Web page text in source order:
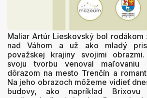
Maliar Artúr Lieskovský bol rodákom
nad Váhom a už ako mladý
považskej krajiny svojimi
svoju tvorbu venoval maľovaniu
dôrazom na mesto Trenčín a
Na jeho obrazoch môžeme vidieť
budovy, ako napríklad Brixovu